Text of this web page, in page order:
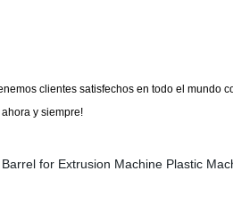
clientes satisfechos en todo el mundo
y siempre!